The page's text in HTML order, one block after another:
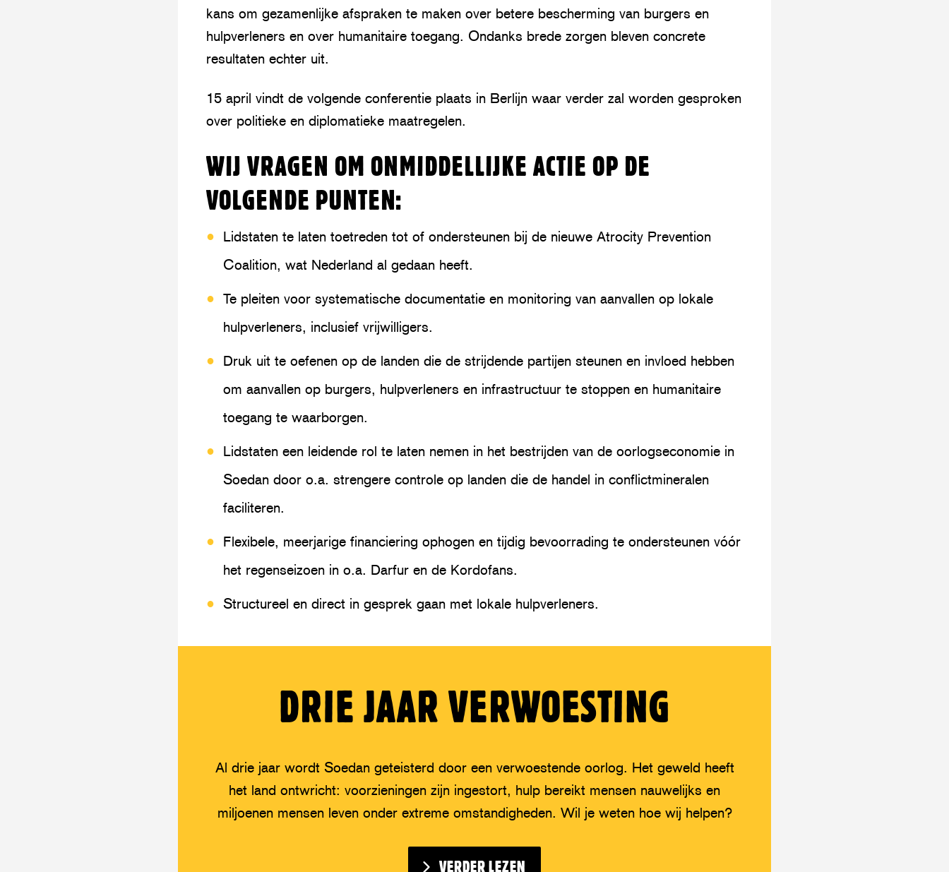
kans om gezamenlijke afspraken te maken over betere bescherming van burgers en
hulpverleners en over humanitaire toegang. Ondanks brede zorgen bleven concrete
resultaten echter uit.
15 april vindt de volgende conferentie plaats in Berlijn waar verder zal worden gesproken
over politieke en diplomatieke maatregelen.
WIJ VRAGEN OM ONMIDDELLIJKE ACTIE OP DE
VOLGENDE PUNTEN:
Lidstaten te laten toetreden tot of ondersteunen bij de nieuwe Atrocity Prevention
Coalition, wat Nederland al gedaan heeft.
Te pleiten voor systematische documentatie en monitoring van aanvallen op lokale
hulpverleners, inclusief vrijwilligers.
Druk uit te oefenen op de landen die de strijdende partijen steunen en invloed hebben
om aanvallen op burgers, hulpverleners en infrastructuur te stoppen en humanitaire
toegang te waarborgen.
Lidstaten een leidende rol te laten nemen in het bestrijden van de oorlogseconomie in
Soedan door o.a. strengere controle op landen die de handel in conflictmineralen
faciliteren.
Flexibele, meerjarige financiering ophogen en tijdig bevoorrading te ondersteunen vóór
het regenseizoen in o.a. Darfur en de Kordofans.
Structureel en direct in gesprek gaan met lokale hulpverleners.
DRIE JAAR VERWOESTING
Al drie jaar wordt Soedan geteisterd door een verwoestende oorlog. Het geweld heeft
het land ontwricht: voorzieningen zijn ingestort, hulp bereikt mensen nauwelijks en
miljoenen mensen leven onder extreme omstandigheden. Wil je weten hoe wij helpen?
VERDER LEZEN